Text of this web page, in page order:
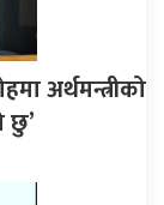
अर्थमन्त्रीको
छु’